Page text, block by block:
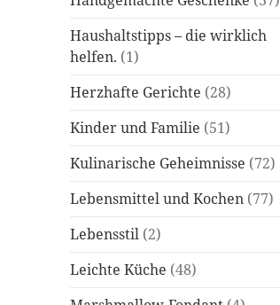
Haushaltstipps – die wirklich
helfen. (1)
Herzhafte Gerichte (28)
Kinder und Familie (51)
Kulinarische Geheimnisse (72)
Lebensmittel und Kochen (77)
Lebensstil (2)
Leichte Küche (48)